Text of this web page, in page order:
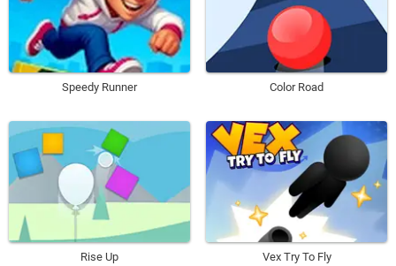
Speedy Runner Color Road
Rise Up Vex Try To Fly